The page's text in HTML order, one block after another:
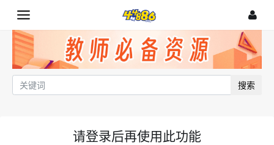
搜索
请登录后再使用此功能